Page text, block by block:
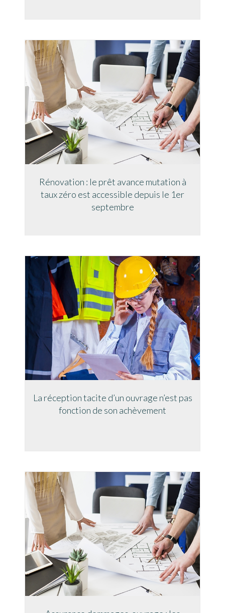
Rénovation : le prêt avance mutation à
taux zéro est accessible depuis le 1er
septembre
La réception tacite d’un ouvrage n’est pas
fonction de son achèvement